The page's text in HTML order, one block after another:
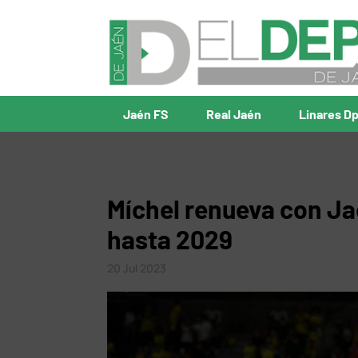
Jaén FS Real Jaén Linares
Míchel renueva con
hasta 2029